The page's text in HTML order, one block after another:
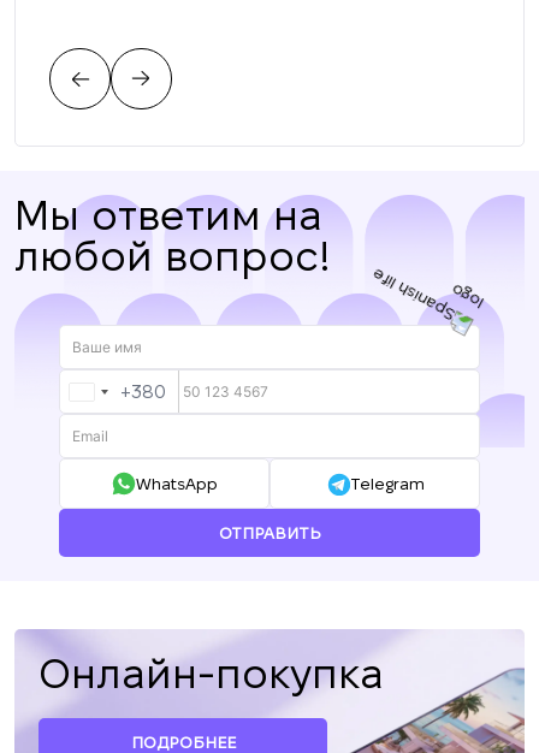
Мы ответим на
любой вопрос!
UKRAINE
+380
+380
WhatsApp Telegram
ОТПРАВИТЬ
Онлайн-покупка
ПОДРОБНЕЕ